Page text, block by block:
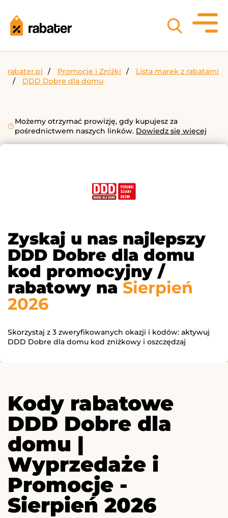
rabater.pl Promocje i Zniżki
Lista marek z rabatami
DDD Dobre dla domu
Możemy otrzymać prowizję, gdy kupujesz za
pośrednictwem naszych linków. Dowiedz się więcej
Zyskaj u nas najlepszy
DDD Dobre dla domu
kod promocyjny /
rabatowy na Sierpień
2026
Skorzystaj z 3 zweryfikowanych okazji i kodów: aktywuj
DDD Dobre dla domu kod zniżkowy i oszczędzaj
Kody rabatowe
DDD Dobre dla
domu |
Wyprzedaże i
Promocje -
Sierpień 2026